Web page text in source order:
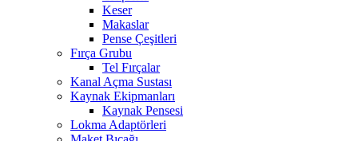
Keser
Makaslar
Pense Çeşitleri
Fırça Grubu
Tel Fırçalar
Kanal Açma Sustası
Kaynak Ekipmanları
Kaynak Pensesi
Lokma Adaptörleri